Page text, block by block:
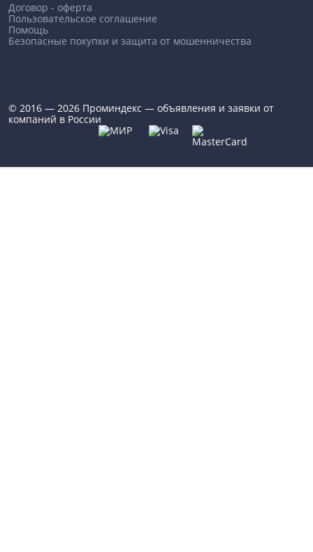
Договор - оферта
Пользовательское соглашение
Помощь
Безопасные покупки и защита от мошенничества
© 2016 — 2026 Проминдекс — объявления и заявки от
компаний в России